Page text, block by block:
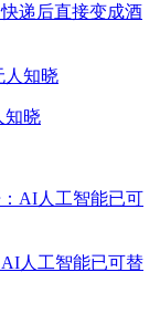
递后直接变成酒
知晓
人工智能已可替